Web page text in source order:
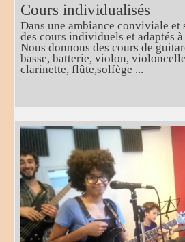
Cours individualisés
Dans une ambiance conviviale et
des cours individuels et adaptés
Nous donnons des cours de
basse, batterie, violon,
clarinette, flûte,solfège ...